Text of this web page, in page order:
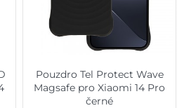
Pouzdro Tel Protect Wave
Magsafe pro Xiaomi 14 Pro
černé